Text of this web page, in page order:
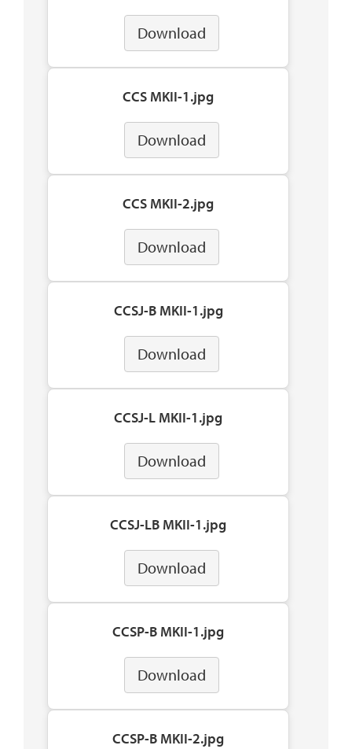
Download
CCS MKII-1.jpg
Download
CCS MKII-2.jpg
Download
CCSJ-B MKII-1.jpg
Download
CCSJ-L MKII-1.jpg
Download
CCSJ-LB MKII-1.jpg
Download
CCSP-B MKII-1.jpg
Download
CCSP-B MKII-2.jpg